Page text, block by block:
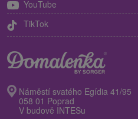
YouTube
TikTok
Náměstí svatého Egídia 41/95
058 01 Poprad
V budově INTESu